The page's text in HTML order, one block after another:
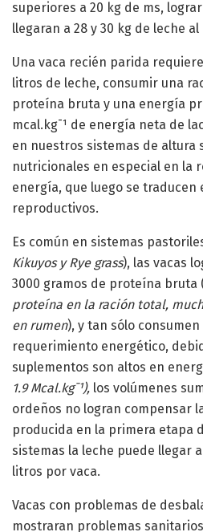
superiores a 20 kg de ms,
llegaran a 28 y 30 kg de leche al
Una vaca recién parida
litros de leche, consumir una
proteína bruta y una energía
mcal.kg¯¹ de energía neta de
en nuestros sistemas de altura
nutricionales en especial en la
energía, que luego se traducen
reproductivos.
Es común en sistemas
Kikuyos y Rye grass), las vacas
3000 gramos de proteína bruta
proteína en la ración total,
en rumen), y tan sólo consumen
requerimiento energético,
suplementos son altos en
1.9 Mcal.kg¯¹), los volúmenes
ordeños no logran compensar
producida en la primera etapa
sistemas la leche puede llegar
litros por vaca.
Vacas con problemas de
mostraran problemas